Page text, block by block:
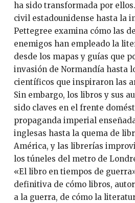
ha sido transformada por
civil estadounidense hasta la
Pettegree examina cómo las
enemigos han empleado la
desde los mapas y guías que
invasión de Normandía hasta
científicos que inspiraron las
Sin embargo, los libros y sus
sido claves en el frente
propaganda imperial
inglesas hasta la quema de
América, y las librerías
los túneles del metro de
«El libro en tiempos de
definitiva de cómo libros,
a la guerra, de cómo la